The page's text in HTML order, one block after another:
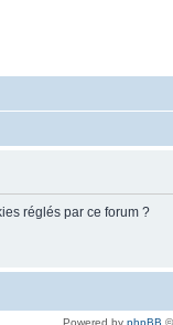
réglés par ce forum ?
Powered by phpBB